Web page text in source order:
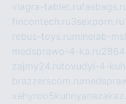
viagra-tablet.ru
fincontech.ru3sexporn.ru
rebus-toys.ru minelab-
medsprawo-4-ka.ru
zajmy24.rutovudyi-4-
brazzerscom.ru